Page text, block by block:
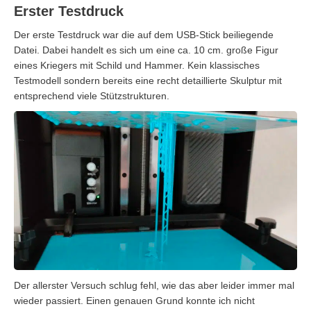
Erster Testdruck
Der erste Testdruck war die auf dem USB-Stick beiliegende
Datei. Dabei handelt es sich um eine ca. 10 cm. große Figur
eines Kriegers mit Schild und Hammer. Kein klassisches
Testmodell sondern bereits eine recht detaillierte Skulptur mit
entsprechend viele Stützstrukturen.
Der allerster Versuch schlug fehl, wie das aber leider immer mal
wieder passiert. Einen genauen Grund konnte ich nicht